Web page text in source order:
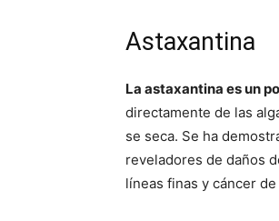
Astaxantina
La astaxantina es un
directamente de las
se seca. Se ha
reveladores de daños
líneas finas y cáncer